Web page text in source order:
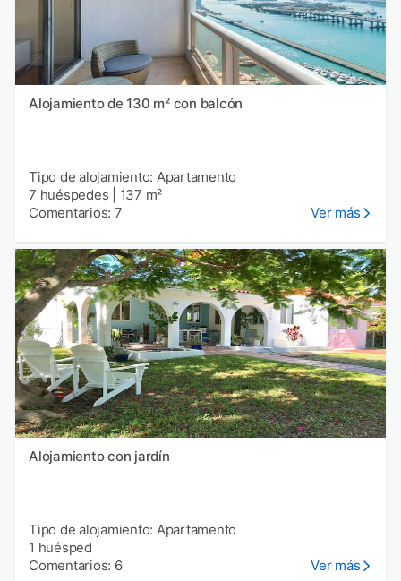
Alojamiento de 130 m² con balcón
Tipo de alojamiento: Apartamento
7 huéspedes
137 m²
Comentarios: 7
Ver más
Alojamiento con jardín
Tipo de alojamiento: Apartamento
1 huésped
Comentarios: 6
Ver más